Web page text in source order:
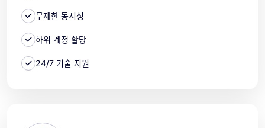
무제한 동시성
하위 계정 할당
24/7 기술 지원